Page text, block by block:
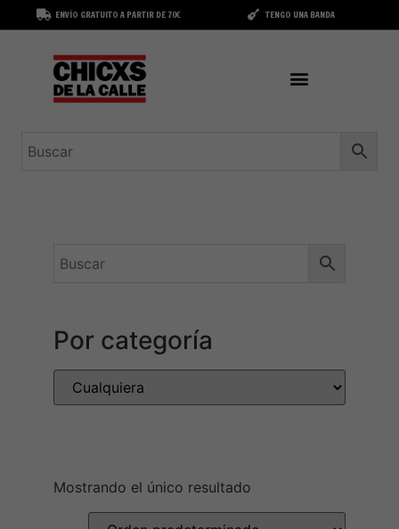
ENVÍO GRATUITO A PARTIR DE 70€ TENGO UNA BANDA
Por categoría
Mostrando el único resultado